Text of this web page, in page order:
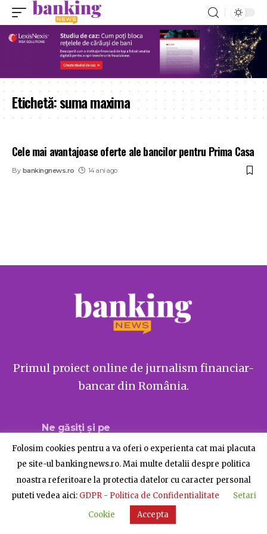
Etichetă:suma maxima
Cele mai avantajoase oferte ale bancilor pentru Prima Casa
By bankingnews.ro 14 ani ago
Primul proiect online de jurnalism financiar-
bancar din România.
Ne găsiți și pe
© BankingNews - Toate drepturile rezervate
Despre BankingNews Contact Publicitate
Folosim cookies pentru a va oferi o experienta cat mai placuta
pe site-ul bankingnews.ro. Mai multe detalii despre politica
noastra referitoare la protectia datelor cu caracter personal
puteti vedea aici: GDPR - Politica de Confidentialitate
Setari
Cookie
Accepta